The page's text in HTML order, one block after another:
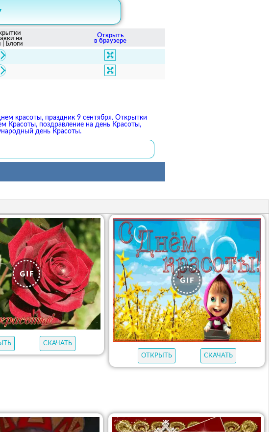
на
Блоги
Открыть
в браузере
красоты, праздник 9 сентября. Открытки
Красоты, поздравление на день Красоты,
день Красоты.
СКАЧАТЬ
ОТКРЫТЬ
СКАЧАТЬ